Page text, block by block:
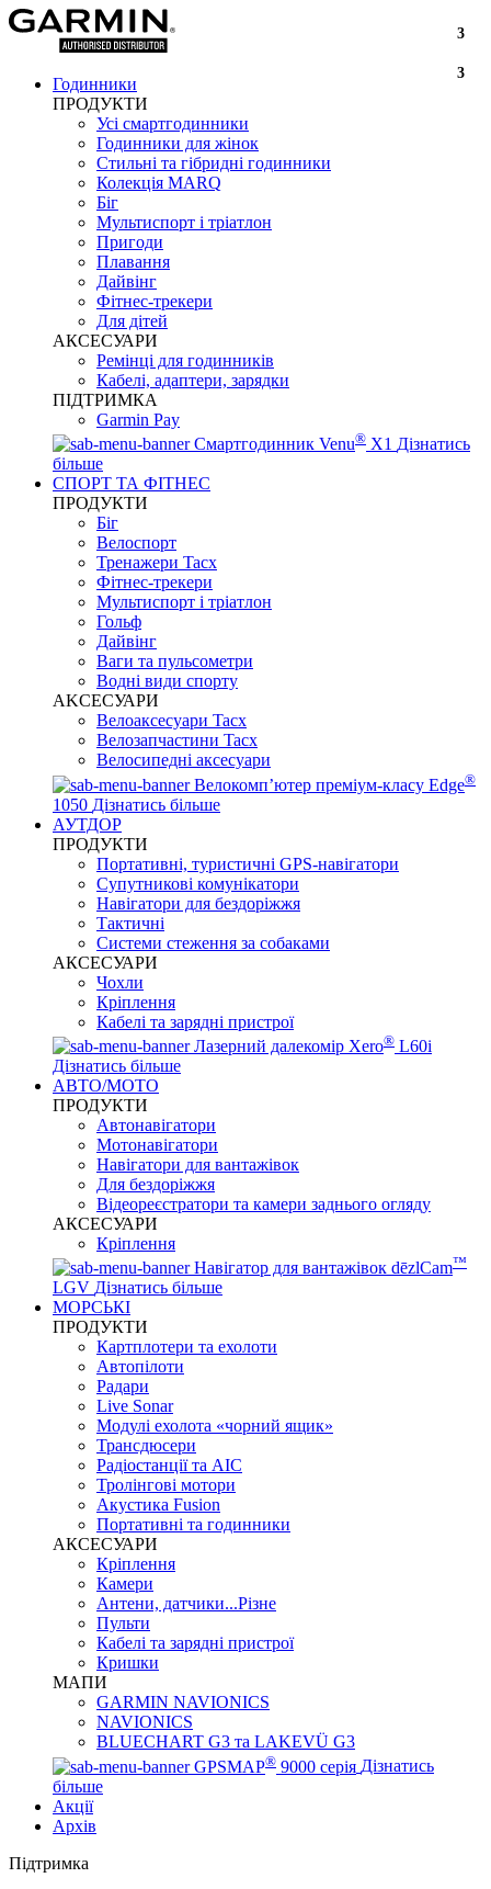
Годинники
ПРОДУКТИ
Усі смартгодинники
Годинники для жінок
Стильні та гібридні годинники
Колекція MARQ
Біг
Мультиспорт і тріатлон
Пригоди
Плавання
Дайвінг
Фітнес-трекери
Для дітей
АКСЕСУАРИ
Ремінці для годинників
Кабелі, адаптери, зарядки
ПІДТРИМКА
Garmin Pay
Смартгодинник Venu® X1 Дізнатись
більше
СПОРТ ТА ФІТНЕС
ПРОДУКТИ
Біг
Велоспорт
Тренажери Tacx
Фітнес-трекери
Мультиспорт і тріатлон
Гольф
Дайвінг
Ваги та пульсометри
Водні види спорту
AKCЕСУАРИ
Велоаксесуари Tacx
Велозапчастини Tacx
Велосипедні аксесуари
Велокомп’ютер преміум-класу Edge®
1050 Дізнатись більше
АУТДОР
ПРОДУКТИ
Портативні, туристичні GPS-навігатори
Супутникові комунікатори
Навігатори для бездоріжжя
Тактичні
Системи стеження за собаками
АКСЕСУАРИ
Чохли
Кріплення
Кабелі та зарядні пристрої
Лазерний далекомір Xero® L60i
Дізнатись більше
АВТО/МОТО
ПРОДУКТИ
Автонавігатори
Мотонавігатори
Навігатори для вантажівок
Для бездоріжжя
Відеореєстратори та камери заднього огляду
АКСЕСУАРИ
Кріплення
Навігатор для вантажівок dēzlCam™
LGV Дізнатись більше
МОРСЬКІ
ПРОДУКТИ
Картплотери та ехолоти
Автопілоти
Радари
Live Sonar
Модулі ехолота «чорний ящик»
Трансдюсери
Радіостанції та АІС
Тролінгові мотори
Акустика Fusion
Портативні та годинники
АКСЕСУАРИ
Кріплення
Камери
Антени, датчики...Різне
Пульти
Кабелі та зарядні пристрої
Кришки
МАПИ
GARMIN NAVIONICS
NAVIONICS
BLUECHART G3 та LAKEVÜ G3
GPSMAP® 9000 серія Дізнатись
більше
Акції
Архів
Підтримка
3
3